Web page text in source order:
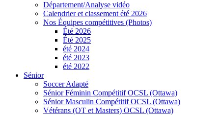
Département/Analyse vidéo
Calendrier et classement été 2026
Nos Équipes compétitives (Photos)
Été 2026
Été 2025
été 2024
été 2023
été 2022
Sénior
Soccer Adapté
Sénior Féminin Compétitif OCSL (Ottawa)
Sénior Masculin Compétitif OCSL (Ottawa)
Vétérans (OT et Masters) OCSL (Ottawa)